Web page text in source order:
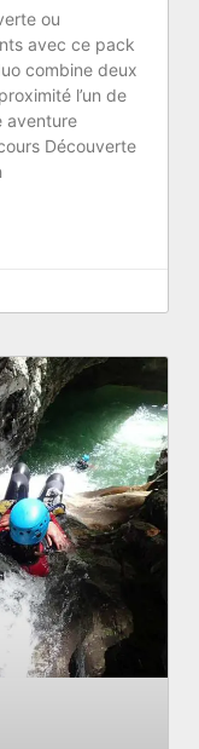
ou
avec ce pack
combine deux
l’un de
aventure
Découverte